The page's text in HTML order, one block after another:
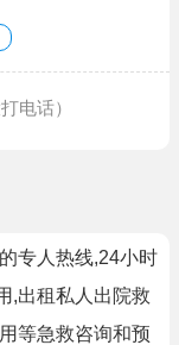
电话）
专人热线,24小时
,出租私人出院救
等急救咨询和预